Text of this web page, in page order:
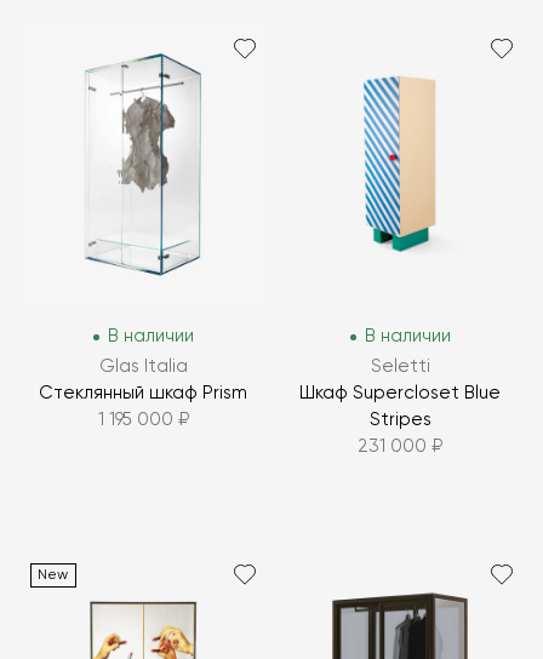
В наличии
Glas Italia
Стеклянный шкаф Prism
1 195 000 ₽
В наличии
Seletti
Шкаф Supercloset Blue
Stripes
231 000 ₽
New